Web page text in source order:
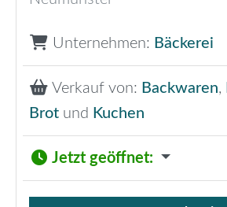
Unternehmen: Bäckerei
Verkauf von: Backwaren,
Brot und Kuchen
Jetzt geöffnet: